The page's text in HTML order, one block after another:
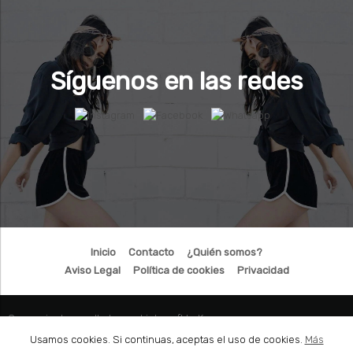
Usamos cookies. Si continuas, aceptas el uso de cookies. Más
Síguenos en las redes
Inicio Contacto
¿Quién somos?
Aviso Legal
Política de cookies Privacidad
Comercio desarrollado conLinkasoft LeKommerce